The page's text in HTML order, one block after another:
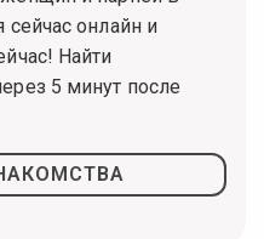
сейчас онлайн и
Найти
5 минут после